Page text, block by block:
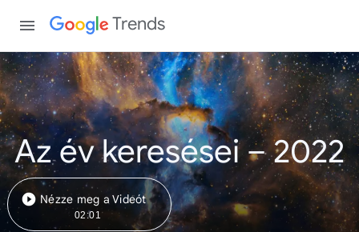
Trends
Az év keresései – 2022
Nézze meg a Videót
02:01